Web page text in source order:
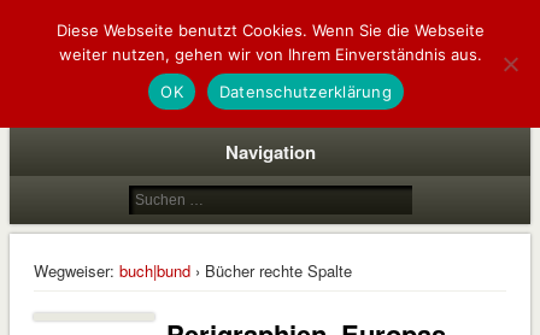
buch|bund
deutsch | polnische buchhandlung
Navigation
Wegweiser: buch|bund› Bücher rechte Spalte
Diese Webseite benutzt Cookies. Wenn Sie die Webseite
weiter nutzen, gehen wir von Ihrem Einverständnis aus.
OK
Datenschutzerklärung